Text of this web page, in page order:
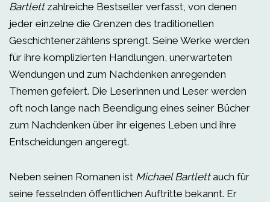
Bartlettzahlreiche Bestseller verfasst, von denen
jeder einzelne die Grenzen des traditionellen
Geschichtenerzählens sprengt. Seine Werke werden
für ihre komplizierten Handlungen, unerwarteten
Wendungen und zum Nachdenken anregenden
Themen gefeiert. Die Leserinnen und Leser werden
oft noch lange nach Beendigung eines seiner Bücher
zum Nachdenken über ihr eigenes Leben und ihre
Entscheidungen angeregt.
Neben seinen Romanen ist Michael Bartlettauch für
seine fesselnden öffentlichen Auftritte bekannt. Er